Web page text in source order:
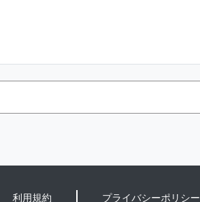
利用規約 プライバシーポリシー